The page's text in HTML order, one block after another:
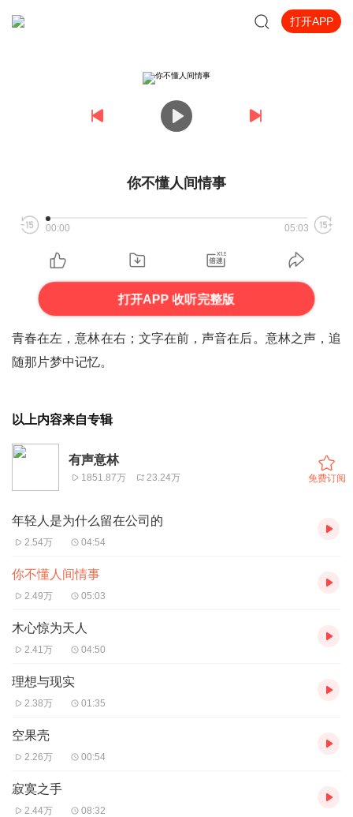
打开APP
你不懂人间情事
00:00 05:03
打开APP 收听完整版
青春在左，意林在右；文字在前，声音在后。意林之声，追
随那片梦中记忆。
以上内容来自专辑
有声意林
1851.87万 23.24万 免费订阅
年轻人是为什么留在公司的
2.54万 04:54
你不懂人间情事
2.49万 05:03
木心惊为天人
2.41万 04:50
理想与现实
2.38万 01:35
空果壳
2.26万 00:54
寂寞之手
2.44万 08:32